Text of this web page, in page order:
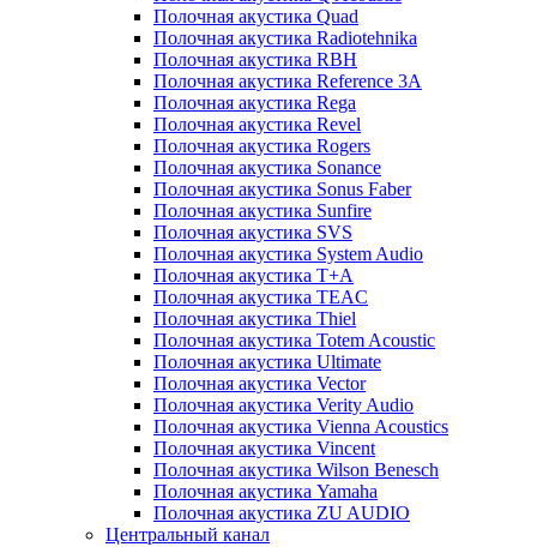
Полочная акустика Quad
Полочная акустика Radiotehnika
Полочная акустика RBH
Полочная акустика Reference 3A
Полочная акустика Rega
Полочная акустика Revel
Полочная акустика Rogers
Полочная акустика Sonance
Полочная акустика Sonus Faber
Полочная акустика Sunfire
Полочная акустика SVS
Полочная акустика System Audio
Полочная акустика T+A
Полочная акустика TEAC
Полочная акустика Thiel
Полочная акустика Totem Acoustic
Полочная акустика Ultimate
Полочная акустика Vector
Полочная акустика Verity Audio
Полочная акустика Vienna Acoustics
Полочная акустика Vincent
Полочная акустика Wilson Benesch
Полочная акустика Yamaha
Полочная акустика ZU AUDIO
Центральный канал